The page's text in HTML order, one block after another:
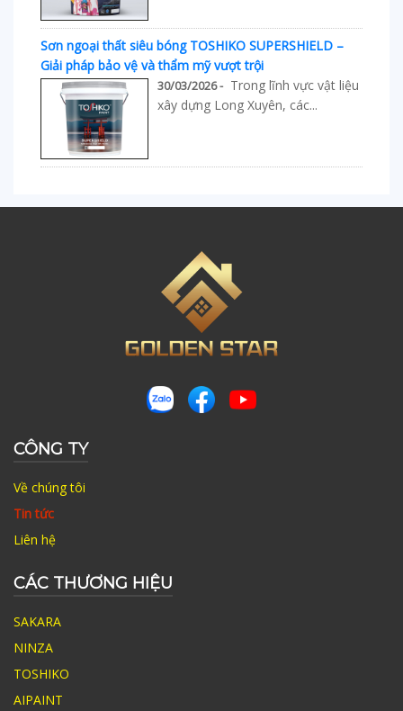
Sơn ngoại thất siêu bóng TOSHIKO SUPERSHIELD –
Giải pháp bảo vệ và thẩm mỹ vượt trội
30/03/2026 - Trong lĩnh vực vật liệu
xây dựng Long Xuyên, các...
CÔNG TY
Về chúng tôi
Tin tức
Liên hệ
CÁC THƯƠNG HIỆU
SAKARA
NINZA
TOSHIKO
AIPAINT